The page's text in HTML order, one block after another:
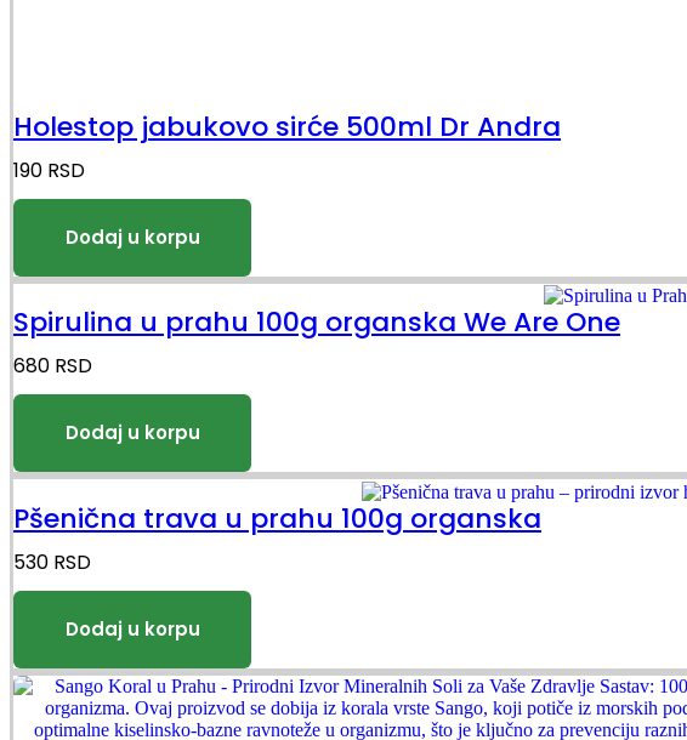
Holestop jabukovo sirće 500ml Dr Andra
190 RSD
Spirulina u prahu 100g organska We Are One
680 RSD
Pšenična trava u prahu 100g organska
530 RSD